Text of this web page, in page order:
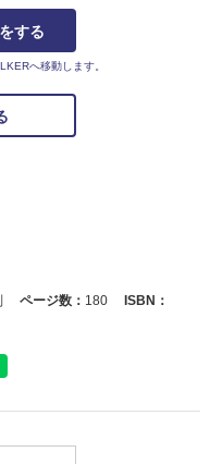
する
へ移動します。
ページ数： 180
ISBN：